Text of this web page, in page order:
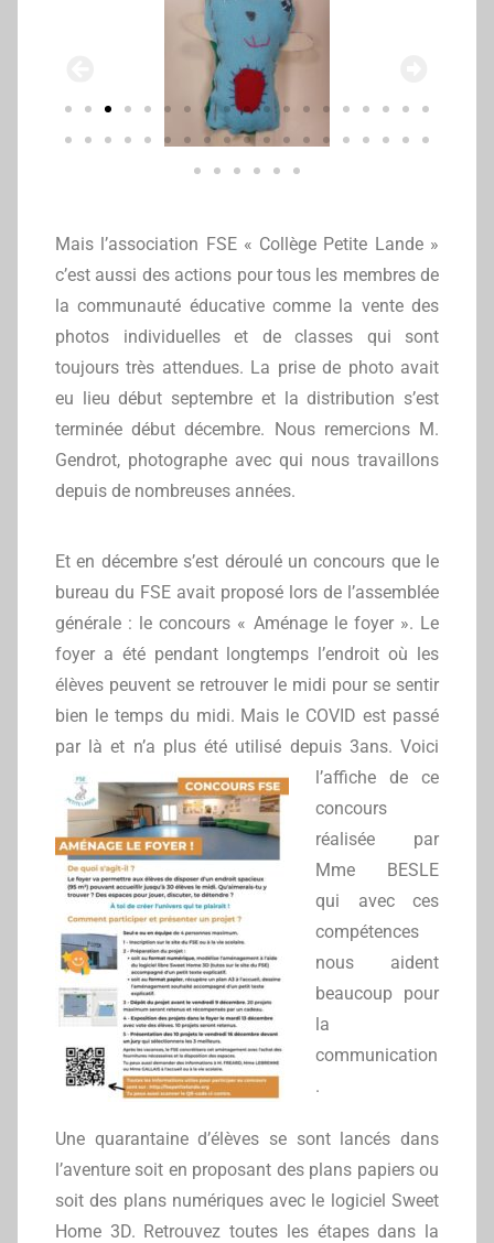
Mais l’association FSE « Collège Petite Lande »
c’est aussi des actions pour tous les membres de
la communauté éducative comme la vente des
photos individuelles et de classes qui sont
toujours très attendues. La prise de photo avait
eu lieu début septembre et la distribution s’est
terminée début décembre. Nous remercions M.
Gendrot, photographe avec qui nous travaillons
depuis de nombreuses années.
Et en décembre s’est déroulé un concours que le
bureau du FSE avait proposé lors de l’assemblée
générale : le concours « Aménage le foyer ». Le
foyer a été pendant longtemps l’endroit où les
élèves peuvent se retrouver le midi pour se sentir
bien le temps du midi. Mais le COVID est passé
par là et n’a plus été utilisé depuis 3ans. Voici
l’affiche de ce
concours
réalisée par
Mme BESLE
qui avec ces
compétences
nous aident
beaucoup pour
la
communication
.
Une quarantaine d’élèves se sont lancés dans
l’aventure soit en proposant des plans papiers ou
soit des plans numériques avec le logiciel Sweet
Home 3D. Retrouvez toutes les étapes dans la